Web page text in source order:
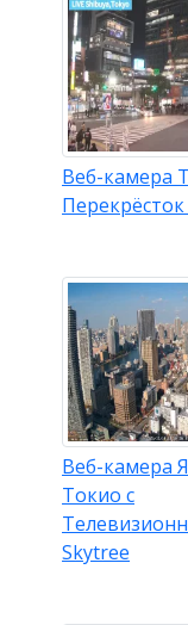
четко
Путешествие
возможность
героям
старинному
и
разных стран.
Невозможно
будет
из самых
«Джибури».
В первую
маленьких
Веб-камера
Перекрёсток
Веб-камера
Токио с
Skytree